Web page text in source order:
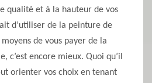
qualité et à la hauteur de vos
d’utiliser de la peinture de
de vous payer de la
c’est encore mieux. Quoi qu’il
orienter vos choix en tenant